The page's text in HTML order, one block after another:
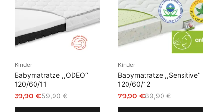
Kinder
Babymatratze ,,ODEO‘‘
120/60/11
59,90€
Ursprünglicher
39,90€
Aktueller
Kinder
Babymatratze ,,Sensitive‘‘
120/60/12
89,90€
Ursprünglicher
79,90 €
Aktueller